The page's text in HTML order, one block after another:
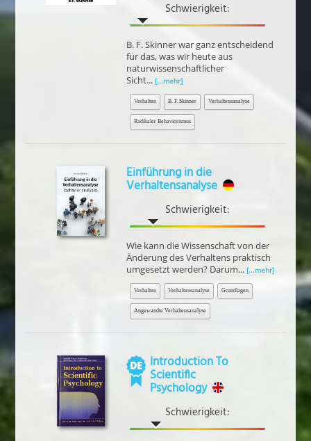
Schwierigkeit:
B. F. Skinner war ganz entscheidend
für das, was wir heute aus
naturwissenschaftlicher
Sicht... [...mehr]
Verhalten B. F. Skinner Verhaltensanalyse
Radikaler Behaviorismus
Einführung in die
Verhaltensanalyse
Schwierigkeit:
Wie kann die Wissenschaft von der
Änderung des Verhaltens praktisch
umgesetzt werden? Darum... [...mehr]
Verhalten Verhaltensanalyse Grundlagen
Angewandte Verhaltensanalyse
Introduction To
Scientific
Psychology
Schwierigkeit: